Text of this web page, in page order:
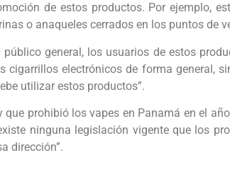
de estos productos. Por ejemplo,
o anaqueles cerrados en los puntos de
general, los usuarios de estos
electrónicos de forma general,
utilizar estos productos”.
que prohibió los vapes en Panamá en el
ninguna legislación vigente que los
dirección”.